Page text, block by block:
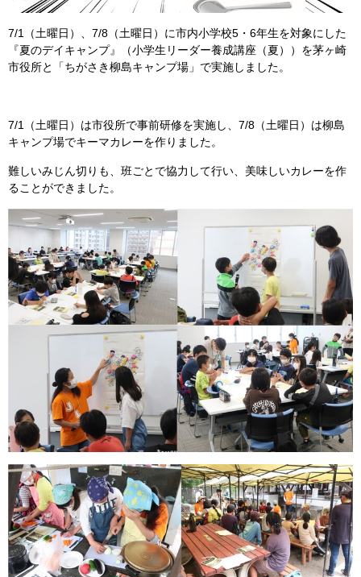
7/1（土曜日）、7/8（土曜日）に市内小学校5・6年生を対象にした
『夏のデイキャンプ』（小学生リーダー養成講座（夏））を茅ヶ崎
市役所と「ちがさき柳島キャンプ場」で実施しました。
7/1（土曜日）は市役所で事前研修を実施し、7/8（土曜日）は柳島
キャンプ場でキーマカレーを作りました。
難しいみじん切りも、班ごとで協力して行い、美味しいカレーを作
ることができました。